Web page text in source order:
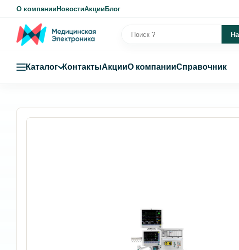
О компанииНовостиАкцииБлог
Каталог КонтактыАкцииО компанииСправочник